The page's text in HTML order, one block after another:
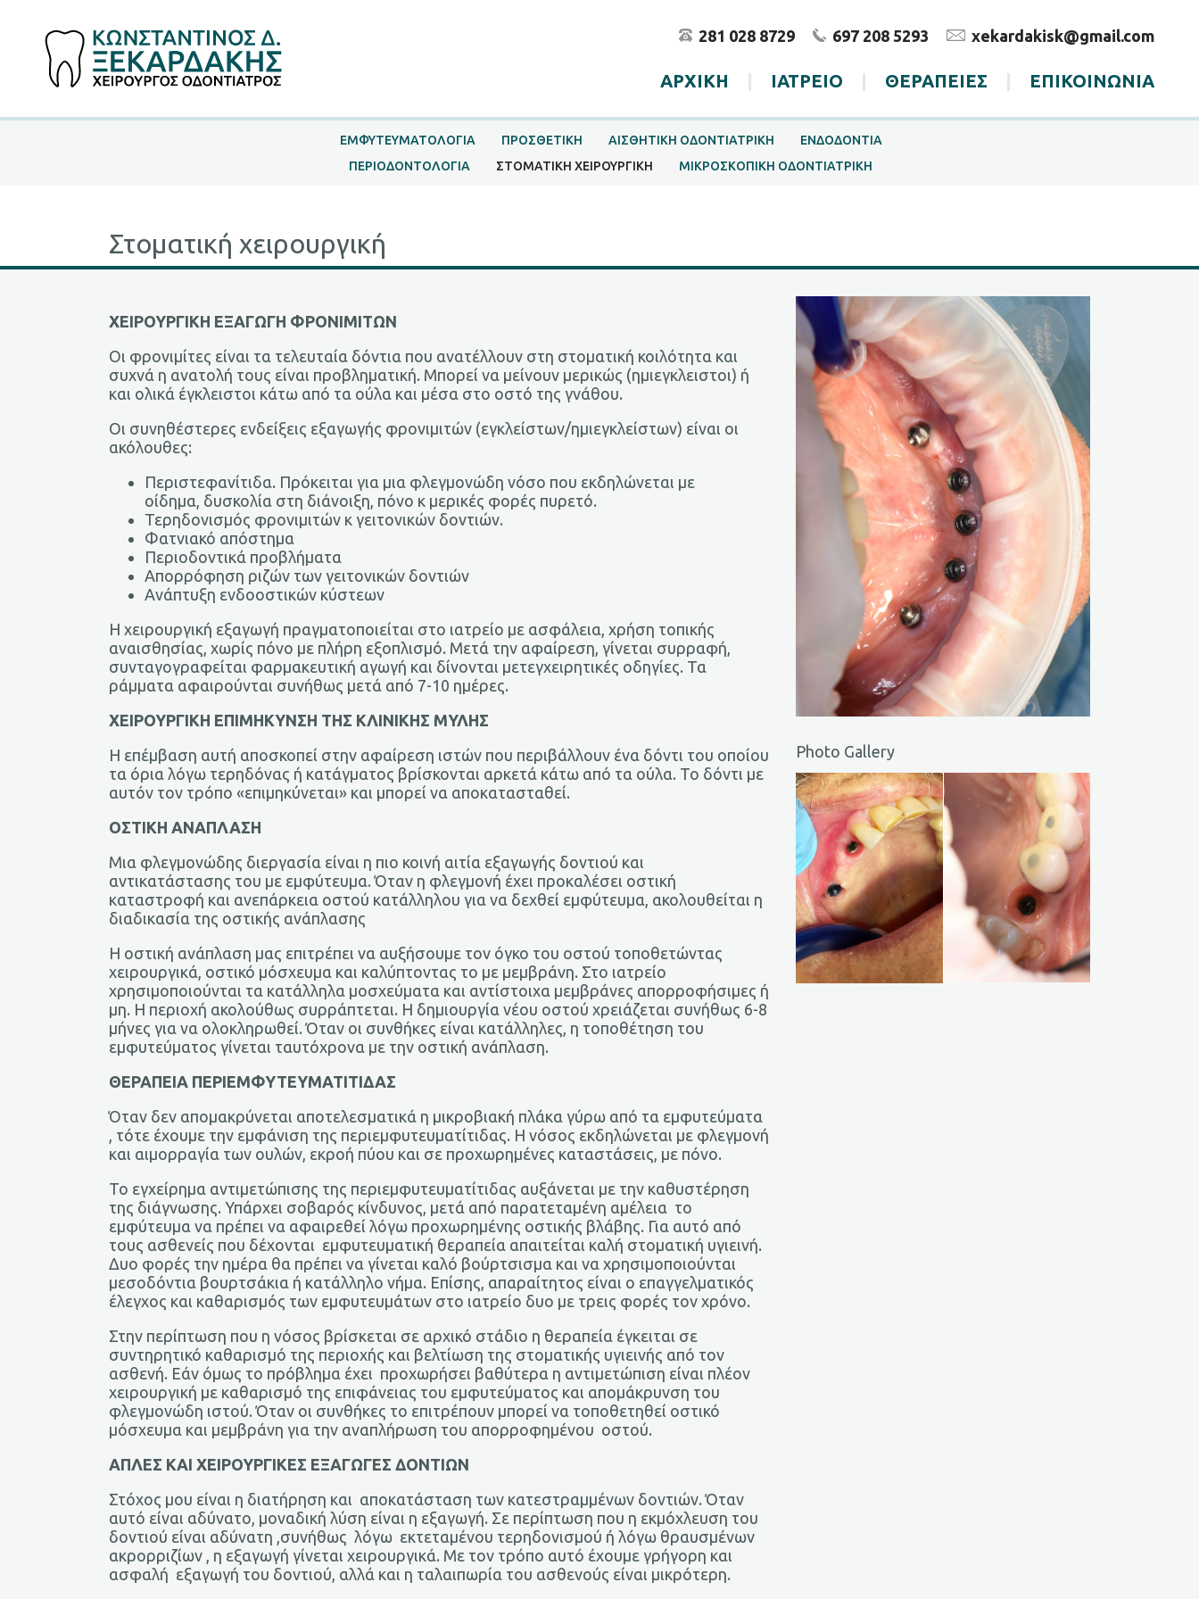
281 028 8729 697 208 5293 xekardakisk@gmail.com
ΑΡΧΙΚΗ ΙΑΤΡΕΙΟ ΘΕΡΑΠΕΙΕΣ ΕΠΙΚΟΙΝΩΝΙΑ
ΕΜΦΥΤΕΥΜΑΤΟΛΟΓΙΑ ΠΡΟΣΘΕΤΙΚΗ ΑΙΣΘΗΤΙΚΗ ΟΔΟΝΤΙΑΤΡΙΚΗ
ΕΝΔΟΔΟΝΤΙΑ
ΠΕΡΙΟΔΟΝΤΟΛΟΓΙΑ
ΣΤΟΜΑΤΙΚΗ ΧΕΙΡΟΥΡΓΙΚΗ ΜΙΚΡΟΣΚΟΠΙΚΗ ΟΔΟΝΤΙΑΤΡΙΚΗ
Στοματική χειρουργική
ΧΕΙΡΟΥΡΓΙΚΗ ΕΞΑΓΩΓΗ ΦΡΟΝΙΜΙΤΩΝ
Οι φρονιμίτες είναι τα τελευταία δόντια που ανατέλλουν στη στοματική κοιλότητα και
συχνά η ανατολή τους είναι προβληματική. Μπορεί να μείνουν μερικώς (ημιεγκλειστοι) ή
και ολικά έγκλειστοι κάτω από τα ούλα και μέσα στο οστό της γνάθου.
Oι συνηθέστερες ενδείξεις εξαγωγής φρονιμιτών (εγκλείστων/ημιεγκλείστων) είναι οι
ακόλουθες:
Περιστεφανίτιδα. Πρόκειται για μια φλεγμονώδη νόσο που εκδηλώνεται με
οίδημα, δυσκολία στη διάνοιξη, πόνο κ μερικές φορές πυρετό.
Τερηδονισμός φρονιμιτών κ γειτονικών δοντιών.
Φατνιακό απόστημα
Περιοδοντικά προβλήματα
Απορρόφηση ριζών των γειτονικών δοντιών
Ανάπτυξη ενδοοστικών κύστεων
Η χειρουργική εξαγωγή πραγματοποιείται στο ιατρείο με ασφάλεια, χρήση τοπικής
αναισθησίας, χωρίς πόνο με πλήρη εξοπλισμό. Μετά την αφαίρεση, γίνεται συρραφή,
συνταγογραφείται φαρμακευτική αγωγή και δίνονται μετεγχειρητικές οδηγίες. Τα
ράμματα αφαιρούνται συνήθως μετά από 7-10 ημέρες.
ΧΕΙΡΟΥΡΓΙΚΗ ΕΠΙΜΗΚΥΝΣΗ ΤΗΣ ΚΛΙΝΙΚΗΣ ΜΥΛΗΣ
Η επέμβαση αυτή αποσκοπεί στην αφαίρεση ιστών που περιβάλλουν ένα δόντι του οποίου
τα όρια λόγω τερηδόνας ή κατάγματος βρίσκονται αρκετά κάτω από τα ούλα. Το δόντι με
αυτόν τον τρόπο «επιμηκύνεται» και μπορεί να αποκατασταθεί.
ΟΣΤΙΚΗ ΑΝΑΠΛΑΣΗ
Μια φλεγμονώδης διεργασία είναι η πιο κοινή αιτία εξαγωγής δοντιού και
αντικατάστασης του με εμφύτευμα. Όταν η φλεγμονή έχει προκαλέσει οστική
καταστροφή και ανεπάρκεια οστού κατάλληλου για να δεχθεί εμφύτευμα, ακολουθείται η
διαδικασία της οστικής ανάπλασης
Η οστική ανάπλαση μας επιτρέπει να αυξήσουμε τον όγκο του οστού τοποθετώντας
χειρουργικά, οστικό μόσχευμα και καλύπτοντας το με μεμβράνη. Στο ιατρείο
χρησιμοποιούνται τα κατάλληλα μοσχεύματα και αντίστοιχα μεμβράνες απορροφήσιμες ή
μη. Η περιοχή ακολούθως συρράπτεται. Η δημιουργία νέου οστού χρειάζεται συνήθως 6-8
μήνες για να ολοκληρωθεί. Όταν οι συνθήκες είναι κατάλληλες, η τοποθέτηση του
εμφυτεύματος γίνεται ταυτόχρονα με την οστική ανάπλαση.
ΘΕΡΑΠΕΙΑ ΠΕΡΙΕΜΦΥΤΕΥΜΑΤΙΤΙΔΑΣ
Όταν δεν απομακρύνεται αποτελεσματικά η μικροβιακή πλάκα γύρω από τα εμφυτεύματα
, τότε έχουμε την εμφάνιση της περιεμφυτευματίτιδας. Η νόσος εκδηλώνεται με φλεγμονή
και αιμορραγία των ουλών, εκροή πύου και σε προχωρημένες καταστάσεις, με πόνο.
Το εγχείρημα αντιμετώπισης της περιεμφυτευματίτιδας αυξάνεται με την καθυστέρηση
της διάγνωσης. Υπάρχει σοβαρός κίνδυνος, μετά από παρατεταμένη αμέλεια το
εμφύτευμα να πρέπει να αφαιρεθεί λόγω προχωρημένης οστικής βλάβης. Για αυτό από
τους ασθενείς που δέχονται εμφυτευματική θεραπεία απαιτείται καλή στοματική υγιεινή.
Δυο φορές την ημέρα θα πρέπει να γίνεται καλό βούρτσισμα και να χρησιμοποιούνται
μεσοδόντια βουρτσάκια ή κατάλληλο νήμα. Επίσης, απαραίτητος είναι ο επαγγελματικός
έλεγχος και καθαρισμός των εμφυτευμάτων στο ιατρείο δυο με τρεις φορές τον χρόνο.
Στην περίπτωση που η νόσος βρίσκεται σε αρχικό στάδιο η θεραπεία έγκειται σε
συντηρητικό καθαρισμό της περιοχής και βελτίωση της στοματικής υγιεινής από τον
ασθενή. Εάν όμως το πρόβλημα έχει προχωρήσει βαθύτερα η αντιμετώπιση είναι πλέον
χειρουργική με καθαρισμό της επιφάνειας του εμφυτεύματος και απομάκρυνση του
φλεγμονώδη ιστού. Όταν οι συνθήκες το επιτρέπουν μπορεί να τοποθετηθεί οστικό
μόσχευμα και μεμβράνη για την αναπλήρωση του απορροφημένου οστού.
ΑΠΛΕΣ ΚΑΙ ΧΕΙΡΟΥΡΓΙΚΕΣ ΕΞΑΓΩΓΕΣ ΔΟΝΤΙΩΝ
Στόχος μου είναι η διατήρηση και αποκατάσταση των κατεστραμμένων δοντιών. Όταν
αυτό είναι αδύνατο, μοναδική λύση είναι η εξαγωγή. Σε περίπτωση που η εκμόχλευση του
δοντιού είναι αδύνατη ,συνήθως λόγω εκτεταμένου τερηδονισμού ή λόγω θραυσμένων
ακρορριζίων , η εξαγωγή γίνεται χειρουργικά. Με τον τρόπο αυτό έχουμε γρήγορη και
ασφαλή εξαγωγή του δοντιού, αλλά και η ταλαιπωρία του ασθενούς είναι μικρότερη.
Photo Gallery